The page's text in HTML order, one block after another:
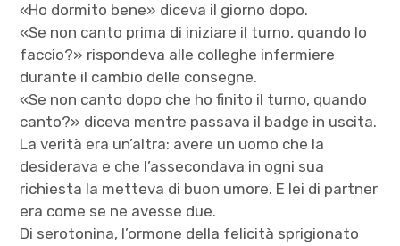
«Ho dormito bene» diceva il giorno dopo.
«Se non canto prima di iniziare il turno, quando lo
faccio?» rispondeva alle colleghe infermiere
durante il cambio delle consegne.
«Se non canto dopo che ho finito il turno, quando
canto?» diceva mentre passava il badge in uscita.
La verità era un’altra: avere un uomo che la
desiderava e che l’assecondava in ogni sua
richiesta la metteva di buon umore. E lei di partner
era come se ne avesse due.
Di serotonina, l’ormone della felicità sprigionato